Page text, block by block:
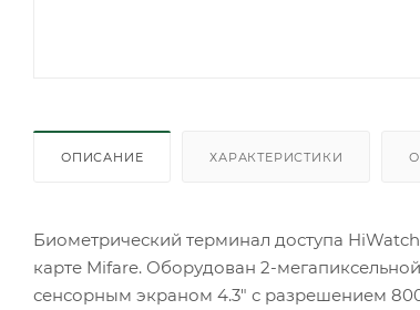
ОПИСАНИЕ ХАРАКТЕРИСТИКИ
Биометрический терминал доступа
карте Mifare. Оборудован 2-
сенсорным экраном 4.3" с разрешением